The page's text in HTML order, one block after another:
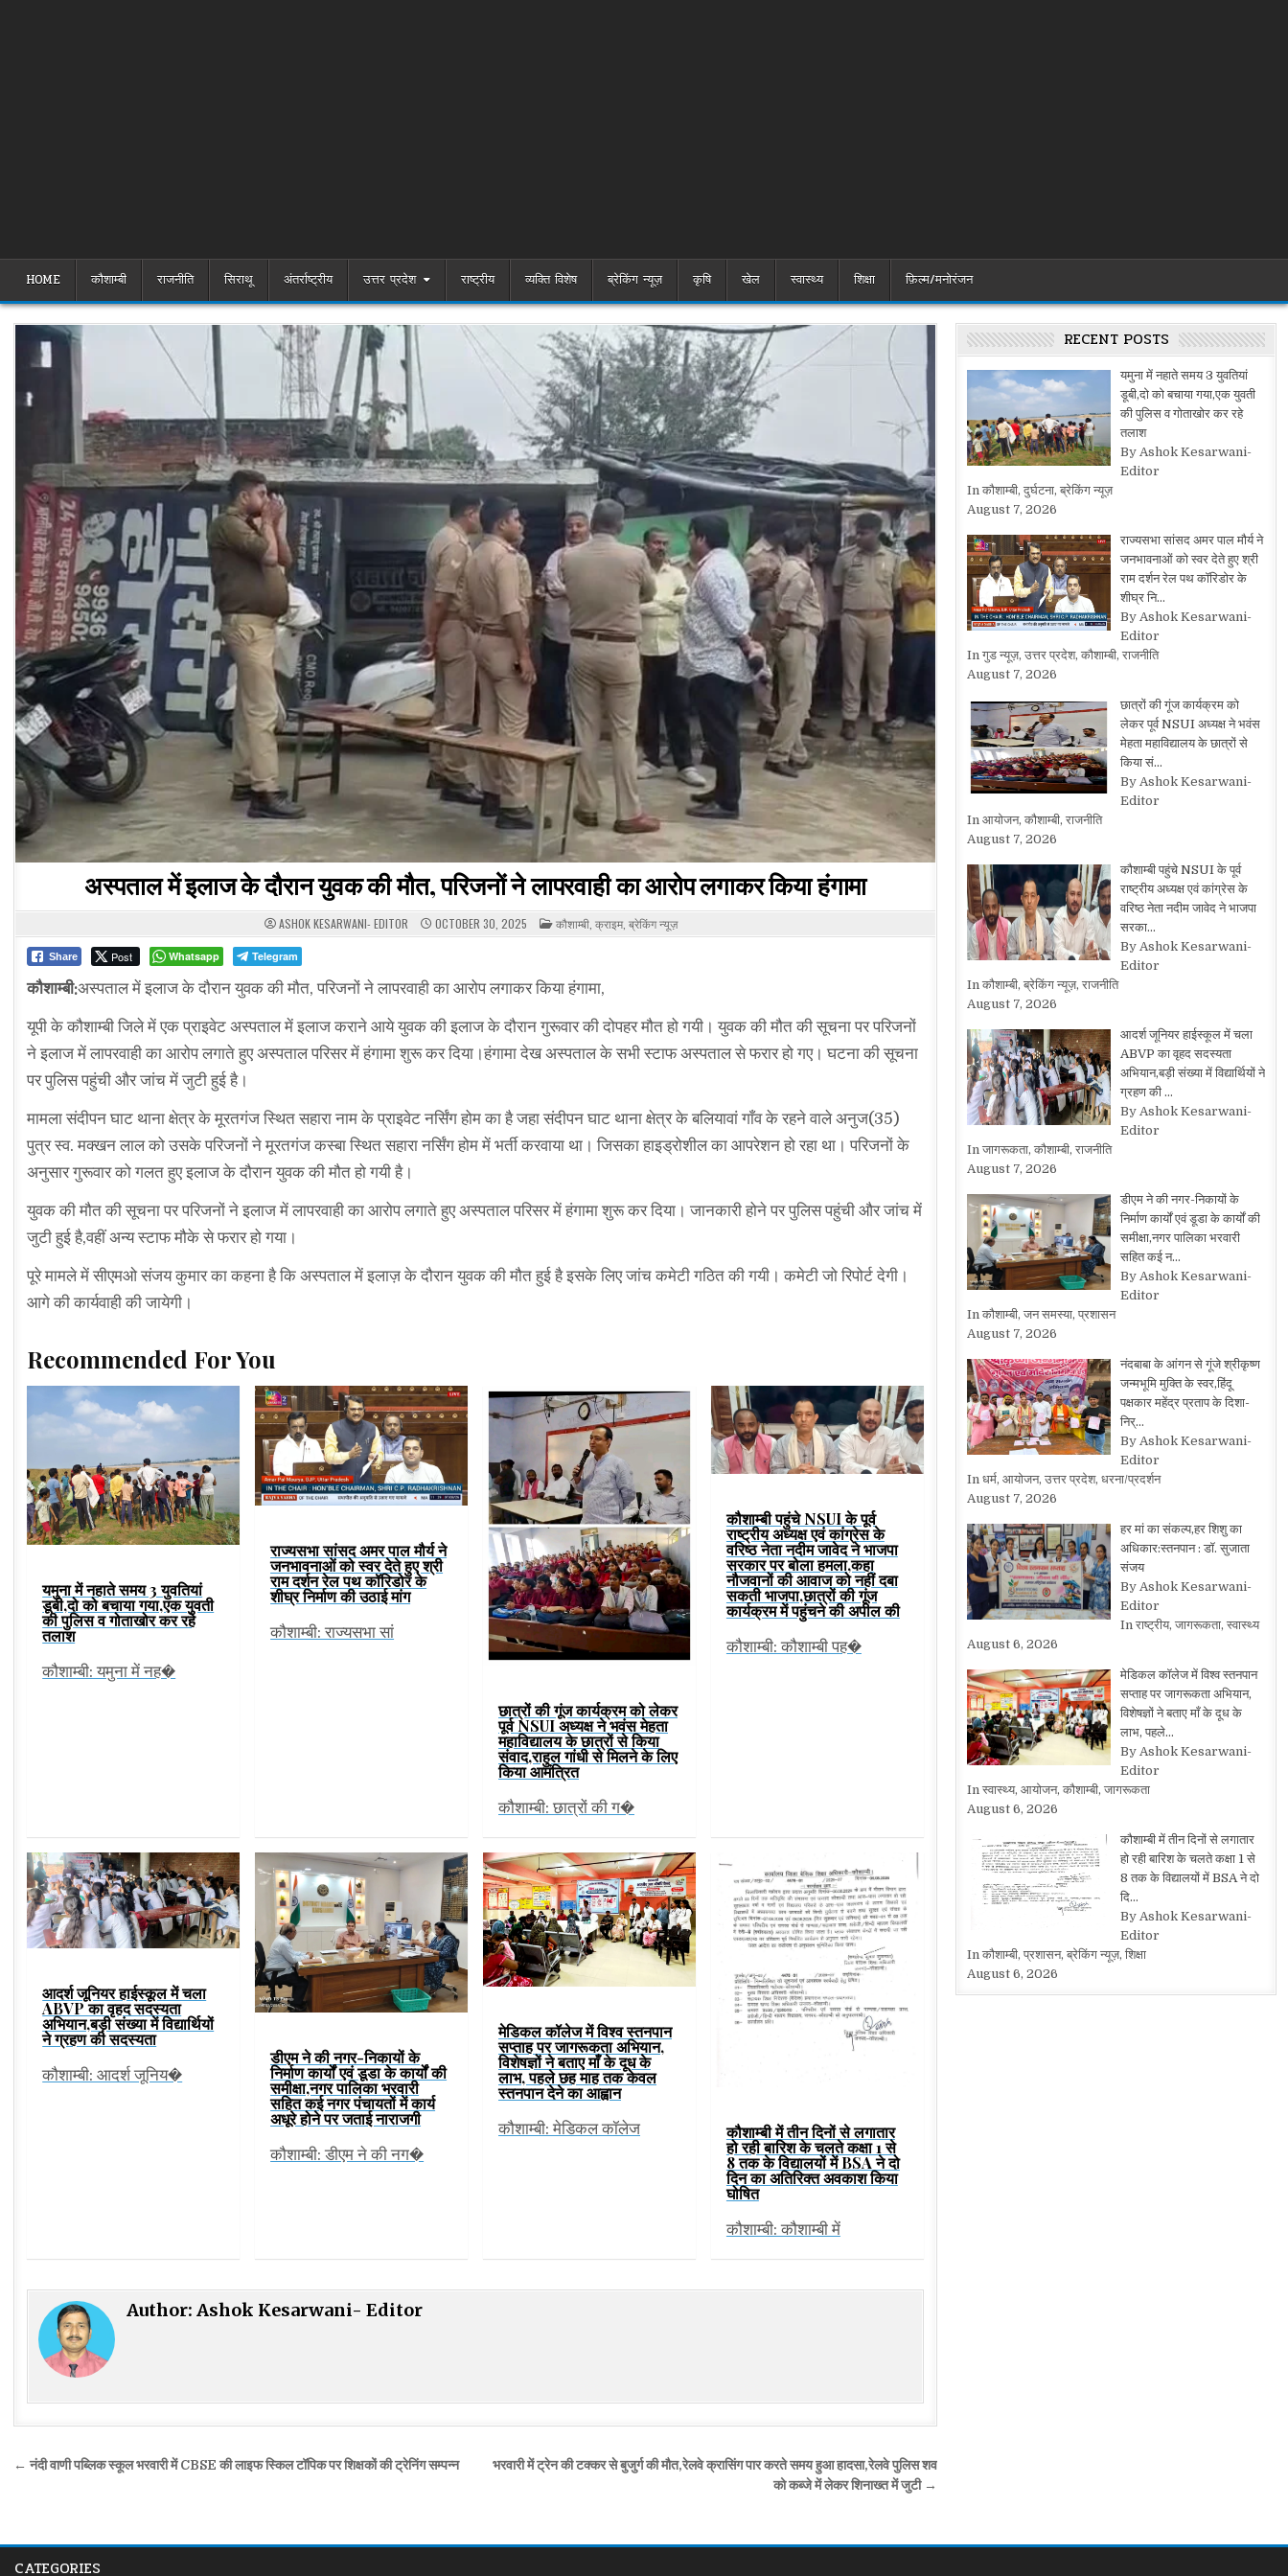
HOME कौशाम्बी राजनीति सिराथू अंतर्राष्ट्रीय उत्तर प्रदेश राष्ट्रीय व्यक्ति विशेष ब्रेकिंग न्यूज़ कृषि खेल स्वास्थ्य शिक्षा फ़िल्म/मनोरंजन
अस्पताल में इलाज के दौरान युवक की मौत, परिजनों ने लापरवाही का आरोप लगाकर किया हंगामा
ASHOK KESARWANI- EDITOR OCTOBER 30, 2025 POSTED
IN
कौशाम्बी, क्राइम, ब्रेकिंग न्यूज़
Share Post Whatsapp Telegram
कौशाम्बी:अस्पताल में इलाज के दौरान युवक की मौत, परिजनों ने लापरवाही का आरोप लगाकर किया हंगामा,
यूपी के कौशाम्बी जिले में एक प्राइवेट अस्पताल में इलाज कराने आये युवक की इलाज के दौरान गुरूवार की दोपहर मौत हो गयी। युवक की मौत की सूचना पर परिजनों
ने इलाज में लापरवाही का आरोप लगाते हुए अस्पताल परिसर में हंगामा शुरू कर दिया।हंगामा देख अस्पताल के सभी स्टाफ अस्पताल से फरार हो गए। घटना की सूचना
पर पुलिस पहुंची और जांच में जुटी हुई है।
मामला संदीपन घाट थाना क्षेत्र के मूरतगंज स्थित सहारा नाम के प्राइवेट नर्सिंग होम का है जहा संदीपन घाट थाना क्षेत्र के बलियावां गाँव के रहने वाले अनुज(35)
पुत्र स्व. मक्खन लाल को उसके परिजनों ने मूरतगंज कस्बा स्थित सहारा नर्सिंग होम में भर्ती करवाया था। जिसका हाइड्रोशील का आपरेशन हो रहा था। परिजनों के
अनुसार गुरूवार को गलत हुए इलाज के दौरान युवक की मौत हो गयी है।
युवक की मौत की सूचना पर परिजनों ने इलाज में लापरवाही का आरोप लगाते हुए अस्पताल परिसर में हंगामा शुरू कर दिया। जानकारी होने पर पुलिस पहुंची और जांच में
जुटी हुई है,वहीं अन्य स्टाफ मौके से फरार हो गया।
पूरे मामले में सीएमओ संजय कुमार का कहना है कि अस्पताल में इलाज़ के दौरान युवक की मौत हुई है इसके लिए जांच कमेटी गठित की गयी। कमेटी जो रिपोर्ट देगी।
आगे की कार्यवाही की जायेगी।
Recommended For You
यमुना में नहाते समय 3 युवतियां
डूबी,दो को बचाया गया,एक युवती
की पुलिस व गोताखोर कर रहे
तलाश
कौशाम्बी: यमुना में नह�
राज्यसभा सांसद अमर पाल मौर्य ने
जनभावनाओं को स्वर देते हुए श्री
राम दर्शन रेल पथ कॉरिडोर के
शीघ्र निर्माण की उठाई मांग
कौशाम्बी: राज्यसभा सां
छात्रों की गूंज कार्यक्रम को लेकर
पूर्व NSUI अध्यक्ष ने भवंस मेहता
महाविद्यालय के छात्रों से किया
संवाद,राहुल गांधी से मिलने के लिए
किया आमंत्रित
कौशाम्बी: छात्रों की ग�
कौशाम्बी पहुंचे NSUI के पूर्व
राष्ट्रीय अध्यक्ष एवं कांग्रेस के
वरिष्ठ नेता नदीम जावेद ने भाजपा
सरकार पर बोला हमला,कहा
नौजवानों की आवाज को नहीं दबा
सकती भाजपा,छात्रों की गूंज
कार्यक्रम में पहुंचने की अपील की
कौशाम्बी: कौशाम्बी पह�
आदर्श जूनियर हाईस्कूल में चला
ABVP का वृहद सदस्यता
अभियान,बड़ी संख्या में विद्यार्थियों
ने ग्रहण की सदस्यता
कौशाम्बी: आदर्श जूनिय�
डीएम ने की नगर-निकायों के
निर्माण कार्यों एवं डूडा के कार्यों की
समीक्षा,नगर पालिका भरवारी
सहित कई नगर पंचायतों में कार्य
अधूरे होने पर जताई नाराजगी
कौशाम्बी: डीएम ने की नग�
मेडिकल कॉलेज में विश्व स्तनपान
सप्ताह पर जागरूकता अभियान,
विशेषज्ञों ने बताए माँ के दूध के
लाभ, पहले छह माह तक केवल
स्तनपान देने का आह्वान
कौशाम्बी: मेडिकल कॉलेज कौशाम्बी में तीन दिनों से लगातार
हो रही बारिश के चलते कक्षा 1 से
8 तक के विद्यालयों में BSA ने दो
दिन का अतिरिक्त अवकाश किया
घोषित
कौशाम्बी: कौशाम्बी में
Author:Ashok Kesarwani- Editor
Post
भरवारी में ट्रेन की टक्कर से बुजुर्ग की मौत,रेलवे क्रासिंग पार करते समय हुआ हादसा,रेलवे पुलिस शव
को कब्जे में लेकर शिनाख्त में जुटी →
← नंदी वाणी पब्लिक स्कूल भरवारी में CBSE की लाइफ स्किल टॉपिक पर शिक्षकों की ट्रेनिंग सम्पन्न
RECENT POSTS
यमुना में नहाते समय 3 युवतियां
डूबी,दो को बचाया गया,एक युवती
की पुलिस व गोताखोर कर रहे
तलाश
By Ashok Kesarwani-
Editor
In कौशाम्बी, दुर्घटना, ब्रेकिंग न्यूज़
August 7, 2026
राज्यसभा सांसद अमर पाल मौर्य ने
जनभावनाओं को स्वर देते हुए श्री
राम दर्शन रेल पथ कॉरिडोर के
शीघ्र नि…
By Ashok Kesarwani-
Editor
In गुड न्यूज़, उत्तर प्रदेश, कौशाम्बी, राजनीति
August 7, 2026
छात्रों की गूंज कार्यक्रम को
लेकर पूर्व NSUI अध्यक्ष ने भवंस
मेहता महाविद्यालय के छात्रों से
किया सं…
By Ashok Kesarwani-
Editor
In आयोजन, कौशाम्बी, राजनीति
August 7, 2026
कौशाम्बी पहुंचे NSUI के पूर्व
राष्ट्रीय अध्यक्ष एवं कांग्रेस के
वरिष्ठ नेता नदीम जावेद ने भाजपा
सरका…
By Ashok Kesarwani-
Editor
In कौशाम्बी, ब्रेकिंग न्यूज़, राजनीति
August 7, 2026
आदर्श जूनियर हाईस्कूल में चला
ABVP का वृहद सदस्यता
अभियान,बड़ी संख्या में विद्यार्थियों ने
ग्रहण की …
By Ashok Kesarwani-
Editor
In जागरूकता, कौशाम्बी, राजनीति
August 7, 2026
डीएम ने की नगर-निकायों के
निर्माण कार्यों एवं डूडा के कार्यों की
समीक्षा,नगर पालिका भरवारी
सहित कई न…
By Ashok Kesarwani-
Editor
In कौशाम्बी, जन समस्या, प्रशासन
August 7, 2026
नंदबाबा के आंगन से गूंजे श्रीकृष्ण
जन्मभूमि मुक्ति के स्वर,हिंदू
पक्षकार महेंद्र प्रताप के दिशा-
निर्…
By Ashok Kesarwani-
Editor
In धर्म, आयोजन, उत्तर प्रदेश, धरना/प्रदर्शन
August 7, 2026
हर मां का संकल्प,हर शिशु का
अधिकार:स्तनपान : डॉ. सुजाता
संजय
By Ashok Kesarwani-
Editor
In राष्ट्रीय, जागरूकता, स्वास्थ्य
August 6, 2026
मेडिकल कॉलेज में विश्व स्तनपान
सप्ताह पर जागरूकता अभियान,
विशेषज्ञों ने बताए माँ के दूध के
लाभ, पहले…
By Ashok Kesarwani-
Editor
In स्वास्थ्य, आयोजन, कौशाम्बी, जागरूकता
August 6, 2026
कौशाम्बी में तीन दिनों से लगातार
हो रही बारिश के चलते कक्षा 1 से
8 तक के विद्यालयों में BSA ने दो
दि…
By Ashok Kesarwani-
Editor
In कौशाम्बी, प्रशासन, ब्रेकिंग न्यूज़, शिक्षा
August 6, 2026
CATEGORIES